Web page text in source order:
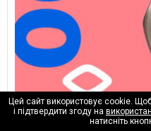
25.07.2026
Цей сайт використовує cookie.
і підтвердити згоду на
натисніть